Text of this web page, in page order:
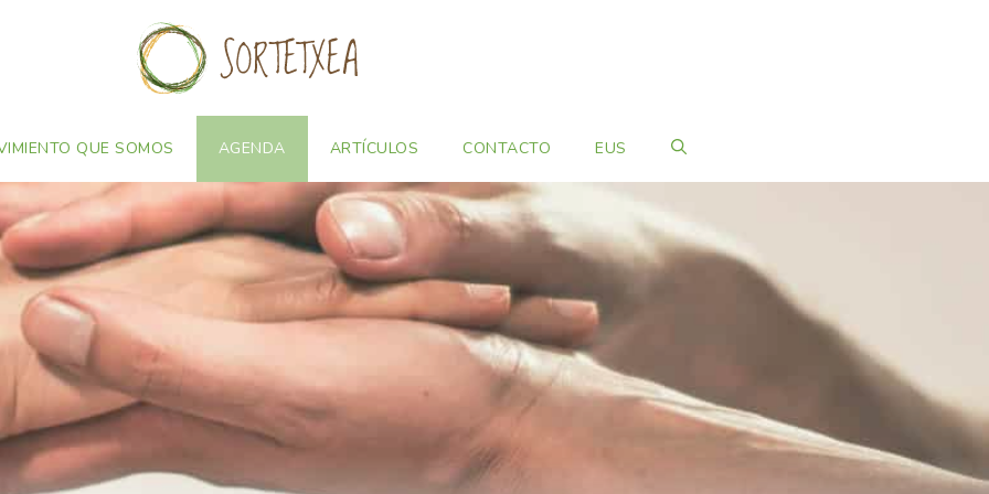
QUE SOMOS AGENDA ARTÍCULOS CONTACTO EUS